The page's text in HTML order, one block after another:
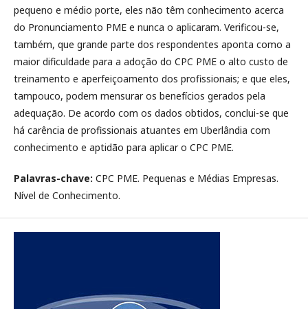
pequeno e médio porte, eles não têm conhecimento acerca
do Pronunciamento PME e nunca o aplicaram. Verificou-se,
também, que grande parte dos respondentes aponta como a
maior dificuldade para a adoção do CPC PME o alto custo de
treinamento e aperfeiçoamento dos profissionais; e que eles,
tampouco, podem mensurar os benefícios gerados pela
adequação. De acordo com os dados obtidos, conclui-se que
há carência de profissionais atuantes em Uberlândia com
conhecimento e aptidão para aplicar o CPC PME.
Palavras-chave: CPC PME. Pequenas e Médias Empresas.
Nível de Conhecimento.